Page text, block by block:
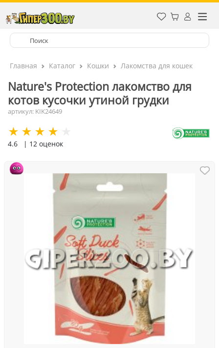
Главная Каталог Кошки Лакомства для кошек
Nature's Protection лакомство для
котов кусочки утиной грудки
артикул: KIK24649
4.6 | 12 оценок